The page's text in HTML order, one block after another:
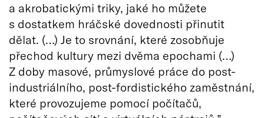
a akrobatickými triky, jaké ho můžete
s dostatkem hráčské dovednosti přinutit
dělat. (…) Je to srovnání, které zosobňuje
přechod kultury mezi dvěma epochami (…)
Z doby masové, průmyslové práce do post-
industriálního, post-fordistického zaměstnání,
které provozujeme pomocí počítačů,